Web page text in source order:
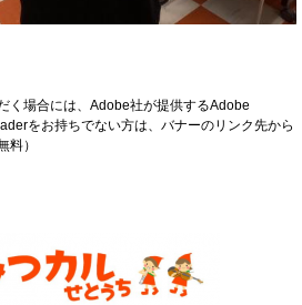
く場合には、Adobe社が提供するAdobe
をお持ちでない方は、バナーのリンク先から
料）